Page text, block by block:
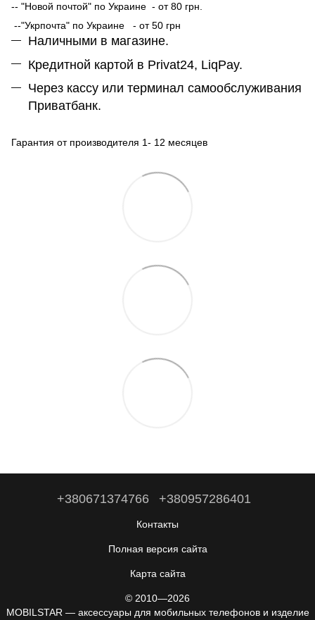
-- "Новой почтой" по Украине - от 80 грн.
--"Укрпочта" по Украине - от 50 грн
Наличными в магазине.
Кредитной картой в Privat24, LiqPay.
Через кассу или терминал самообслуживания
Приватбанк.
Гарантия от производителя 1- 12 месяцев
+380671374766 +380957286401
Контакты
Полная версия сайта
Карта сайта
© 2010—2026
MOBILSTAR — аксессуары для мобильных телефонов и изделие